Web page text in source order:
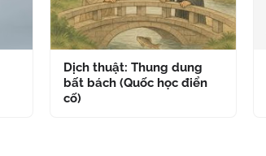
Dịch thuật: Thung dung
bất bách (Quốc học điển
cố)